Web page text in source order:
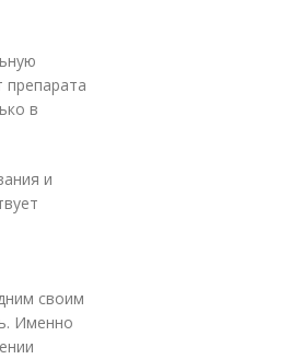
в
и
своим
Именно